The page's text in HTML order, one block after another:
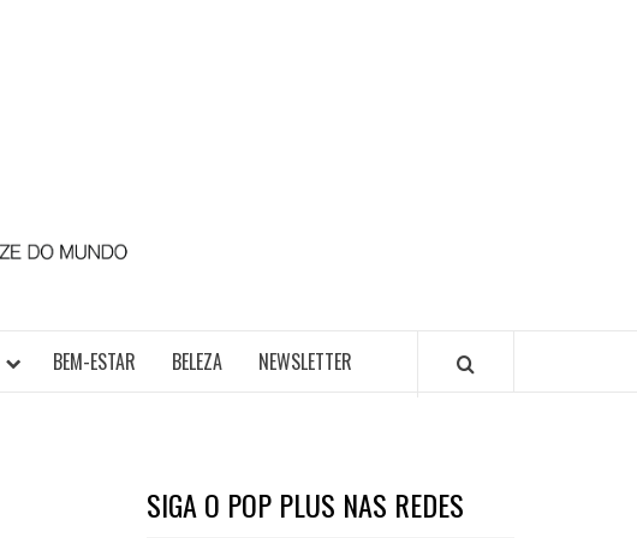
BEM-ESTAR BELEZA NEWSLETTER
SIGA O POP PLUS NAS REDES